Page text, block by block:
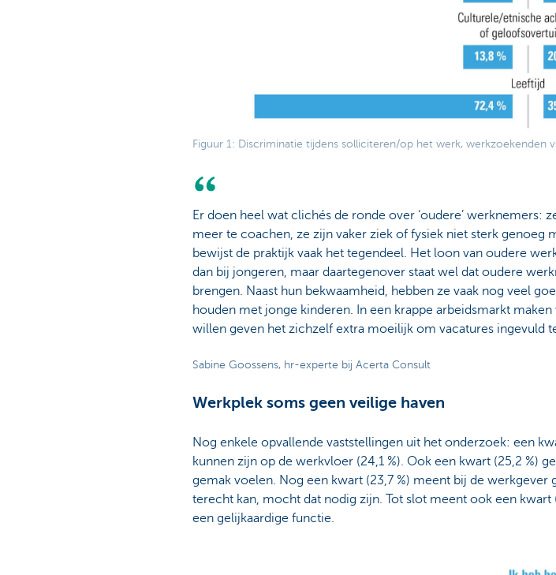
Figuur 1: Discriminatie tijdens solliciteren/op het werk, werkzoekenden
Er doen heel wat clichés de ronde over ‘oudere’ werknemers:
meer te coachen, ze zijn vaker ziek of fysiek niet sterk
bewijst de praktijk vaak het tegendeel. Het loon van oudere
dan bij jongeren, maar daartegenover staat wel dat oudere
brengen. Naast hun bekwaamheid, hebben ze vaak nog veel
houden met jonge kinderen. In een krappe arbeidsmarkt
willen geven het zichzelf extra moeilijk om vacatures ingevuld
Sabine Goossens, hr-experte bij Acerta Consult
Werkplek soms geen veilige haven
Nog enkele opvallende vaststellingen uit het onderzoek: een
kunnen zijn op de werkvloer (24,1 %). Ook een kwart (25,2 %)
gemak voelen. Nog een kwart (23,7 %) meent bij de
terecht kan, mocht dat nodig zijn. Tot slot meent ook een kwart
een gelijkaardige functie.